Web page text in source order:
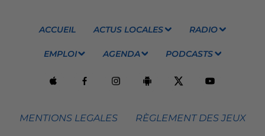
ACCUEIL ACTUS LOCALES RADIO
EMPLOI AGENDA PODCASTS
MENTIONS LEGALES RÈGLEMENT DES JEUX